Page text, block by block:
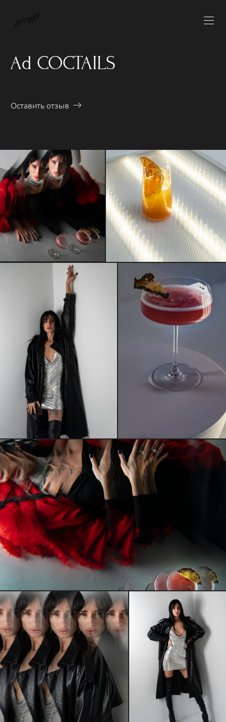
Ad COCTAILS
Оставить отзыв